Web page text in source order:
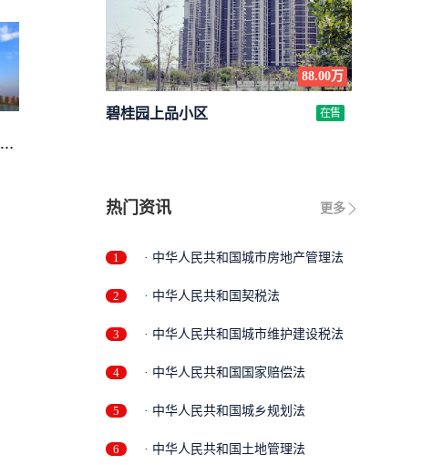
求租市中心简单装修400-500
88.00万
碧桂园上品小区 在售
更多
热门资讯
1 · 中华人民共和国城市房地产管理法
2 · 中华人民共和国契税法
3 · 中华人民共和国城市维护建设税法
4 · 中华人民共和国国家赔偿法
5 · 中华人民共和国城乡规划法
6 · 中华人民共和国土地管理法